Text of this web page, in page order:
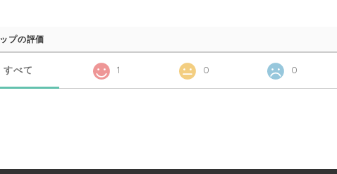
プの評価
すべて 1 0 0